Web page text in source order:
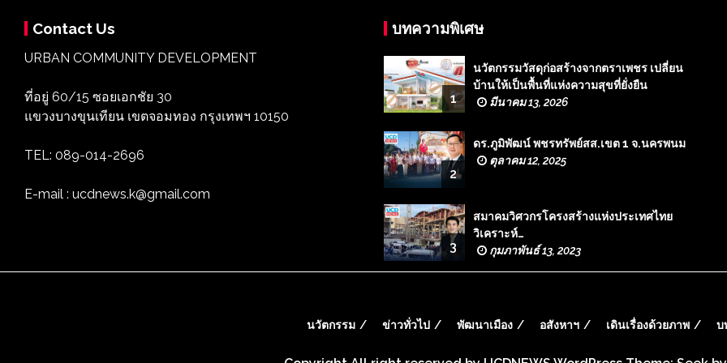
Contact Us
URBAN COMMUNITY DEVELOPMENT
ที่อยู่ 60/15 ซอยเอกชัย 30
แขวงบางขุนเทียน เขตจอมทอง กรุงเทพฯ 10150
TEL: 089-014-2696
E-mail : ucdnews.k@gmail.com
บทความพิเศษ
1
นวัตกรรมวัสดุก่อสร้างจากตราเพชร เปลี่ยน
บ้านให้เป็นพื้นที่แห่งความสุขที่ยั่งยืน
มีนาคม 13, 2026
2
ดร.ภูมิพัฒน์ พชรทรัพย์สส.เขต 1 จ.นครพนม
ตุลาคม 12, 2025
3
สมาคมวิศวกรโครงสร้างแห่งประเทศไทย
วิเคราะห์…
กุมภาพันธ์ 13, 2023
นวัตกรรม ข่าวทั่วไป พัฒนาเมือง อสังหาฯ เดินเรื่องด้วยภาพ บ